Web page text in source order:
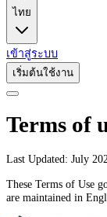
ไทย
เข้าสู่ระบบ
เริ่มต้นใช้งาน
Terms of
Last Updated: July
These Terms of Use
are maintained in